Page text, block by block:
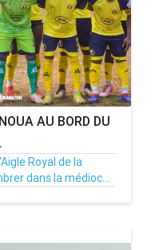
AU BORD DU
Royal de la
dans la médioc...
0